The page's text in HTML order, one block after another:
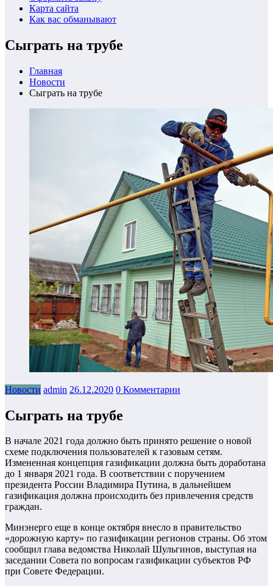
Карта сайта
Как вас обманывают
Сыграть на трубе
Главная
Новости
Сыграть на трубе
Новости admin 26.12.2020 0 Комментарии
Сыграть на трубе
В начале 2021 года должно быть принято решение о новой
схеме подключения пользователей к газовым сетям.
Измененная концепция газификации должна быть доработана
до 1 января 2021 года. В соответствии с поручением
президента России Владимира Путина, в дальнейшем
газификация должна происходить без привлечения средств
граждан.
Минэнерго еще в конце октября внесло в правительство
«дорожную карту» по газификации регионов страны. Об этом
сообщил глава ведомства Николай Шульгинов, выступая на
заседании Совета по вопросам газификации субъектов РФ
при Совете Федерации.